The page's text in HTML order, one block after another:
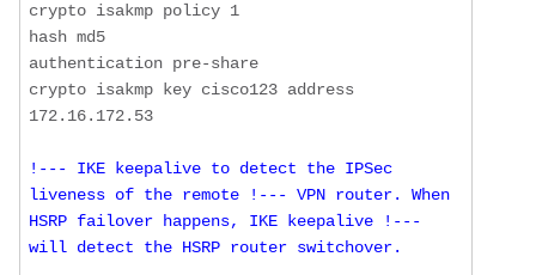
crypto isakmp policy 1
hash md5
authentication pre-share
crypto isakmp key cisco123 address
!--- IKE keepalive to detect the IPSec
liveness of the remote !--- VPN router. When
HSRP failover happens, IKE keepalive !---
will detect the HSRP router switchover.